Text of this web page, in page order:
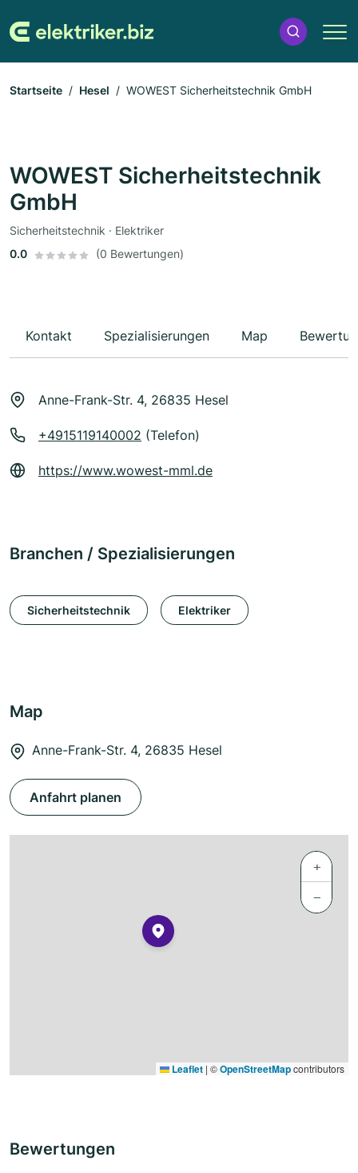
Startseite Hesel WOWEST Sicherheitstechnik GmbH
WOWEST Sicherheitstechnik
GmbH
Sicherheitstechnik · Elektriker
0.0
(0 Bewertungen)
Kontakt Spezialisierungen Map
Anne-Frank-Str. 4, 26835 Hesel
+4915119140002 (Telefon)
https://www.wowest-mml.de
Branchen / Spezialisierungen
Sicherheitstechnik Elektriker
Map
Anne-Frank-Str. 4, 26835 Hesel
Anfahrt planen
+
−
Leaflet | ©OpenStreetMapcontributors
Bewertungen